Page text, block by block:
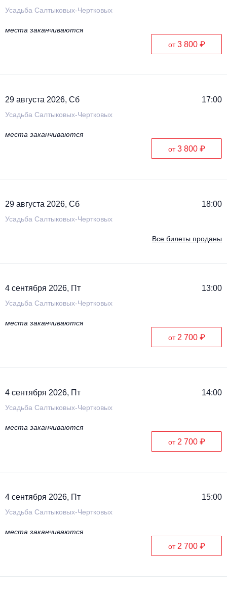
Усадьба Салтыковых-Чертковых
места заканчиваются
от3 800 ₽
29 августа 2026, Сб 17:00
Усадьба Салтыковых-Чертковых
места заканчиваются
от3 800 ₽
29 августа 2026, Сб 18:00
Усадьба Салтыковых-Чертковых
Все билеты проданы
4 сентября 2026, Пт 13:00
Усадьба Салтыковых-Чертковых
места заканчиваются
от 2 700 ₽
4 сентября 2026, Пт 14:00
Усадьба Салтыковых-Чертковых
места заканчиваются
от 2 700 ₽
4 сентября 2026, Пт 15:00
Усадьба Салтыковых-Чертковых
места заканчиваются
от 2 700 ₽